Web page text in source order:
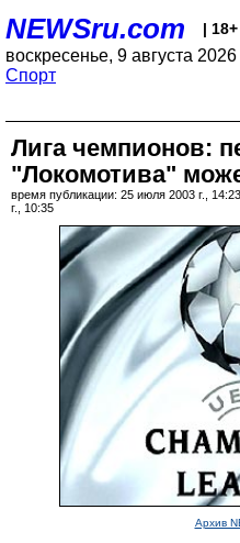
NEWSru.com | 18+
воскресенье, 9 августа 2026
Спорт
Лига чемпионов:
"Локомотива"
время публикации: 25 июля 2003 г.,
г., 10:35
Архив